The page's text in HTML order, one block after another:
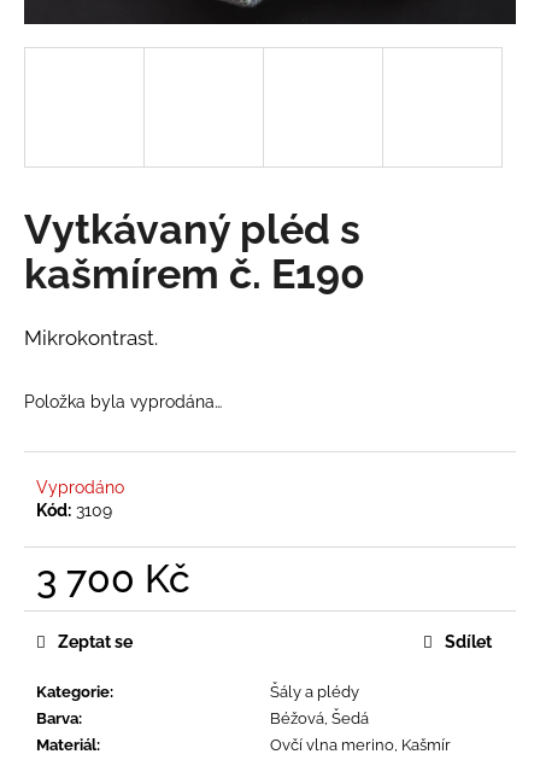
Vytkávaný pléd s
kašmírem č. E190
Mikrokontrast.
Položka byla vyprodána…
Vyprodáno
Kód: 3109
3 700 Kč
Měrná
cena:
Kategorie:
Šály a plédy
Barva:
Béžová, Šedá
Materiál:
Ovčí vlna merino, Kašmír
Zeptat se Sdílet
a
HLEDAT
o
u
č
u
m